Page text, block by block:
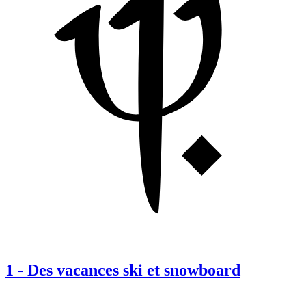
1 - Des vacances ski et snowboard